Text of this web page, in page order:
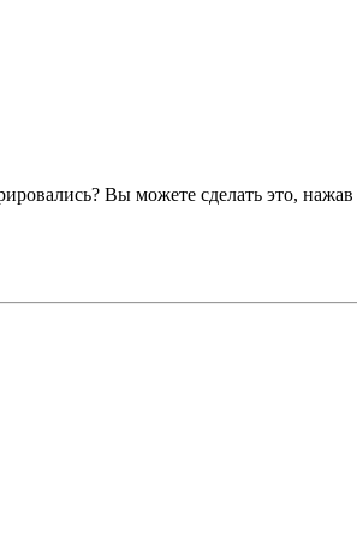
Вы можете сделать это, нажав